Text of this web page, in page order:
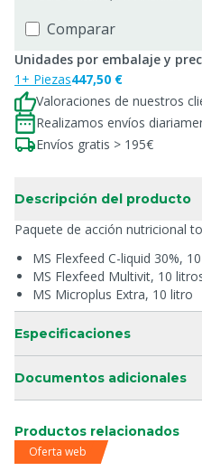
Comparar
Unidades por embalaje y
1+ Piezas447,50 €
Valoraciones de nuestros
Realizamos envíos
Envíos gratis > 195€
Descripción del producto
Paquete de acción nutricional
MS Flexfeed C-liquid 30%,
MS Flexfeed Multivit, 10
MS Microplus Extra, 10 litro
Especificaciones
Documentos adicionales
Productos relacionados
Oferta web